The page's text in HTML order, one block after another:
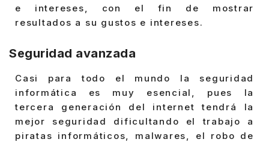
e intereses, con el fin de mostrar
resultados a su gustos e intereses.
Seguridad avanzada
Casi para todo el mundo la seguridad
informática es muy esencial, pues la
tercera generación del internet tendrá la
mejor seguridad dificultando el trabajo a
piratas informáticos, malwares, el robo de